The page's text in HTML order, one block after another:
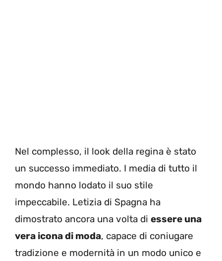
Nel complesso, il look della regina è stato
un successo immediato. I media di tutto il
mondo hanno lodato il suo stile
impeccabile. Letizia di Spagna ha
dimostrato ancora una volta di essere una
vera icona di moda, capace di coniugare
tradizione e modernità in un modo unico e